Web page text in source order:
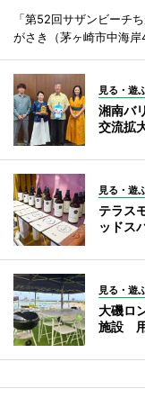
「第52回サザンビーチ
がさき（茅ヶ崎市中海岸
見る・遊
湘南バ
交流拡
見る・遊
テラス
ッドス
見る・遊
大磯ロ
施設